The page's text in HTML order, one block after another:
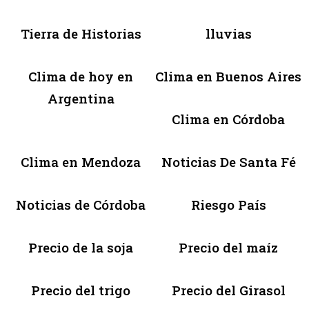
Tierra de Historias lluvias
Clima de hoy en
Argentina
Clima en Buenos Aires
Clima en Córdoba
Clima en Mendoza Noticias De Santa Fé
Noticias de Córdoba Riesgo País
Precio de la soja Precio del maíz
Precio del trigo Precio del Girasol